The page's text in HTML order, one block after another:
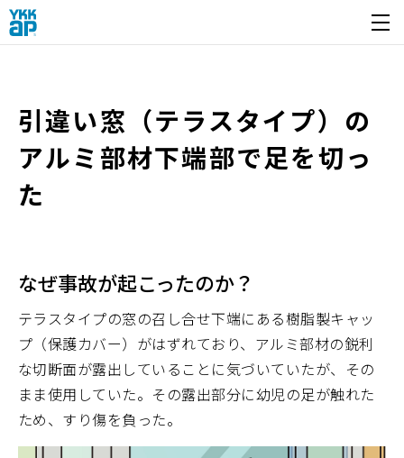
開く
引違い窓（テラスタイプ）の
アルミ部材下端部で足を切っ
た
なぜ事故が起こったのか？
テラスタイプの窓の召し合せ下端にある樹脂製キャッ
プ（保護カバー）がはずれており、アルミ部材の鋭利
な切断面が露出していることに気づいていたが、その
まま使用していた。その露出部分に幼児の足が触れた
ため、すり傷を負った。